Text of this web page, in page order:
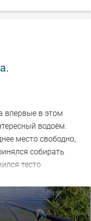
впервые в этом
водоём.
место свободно,
собирать
тесто
и в бой.
видно по
нет. Минут
подъём поплавка,